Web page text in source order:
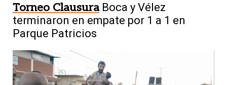
Torneo Clausura Boca y Vélez
terminaron en empate por 1 a 1 en
Parque Patricios